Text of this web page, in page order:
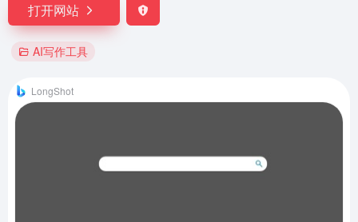
打开网站
AI写作工具
LongShot